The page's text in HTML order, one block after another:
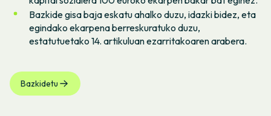
Bazkide gisa baja eskatu ahalko duzu, idazki bidez, eta
egindako ekarpena berreskuratuko duzu,
estatutuetako 14. artikuluan ezarritakoaren arabera.
Bazkidetu